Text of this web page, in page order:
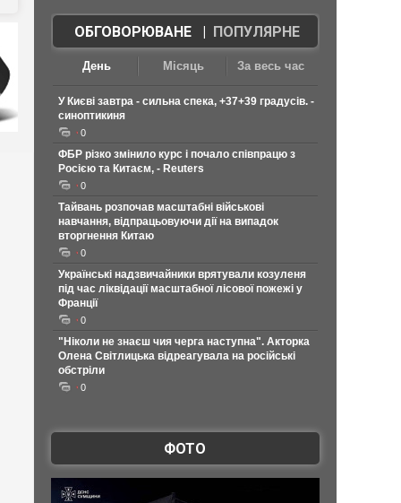
ОБГОВОРЮВАНЕ| ПОПУЛЯРНЕ
День Місяць За весь час
У Києві завтра - сильна спека, +37+39 градусів. -
синоптикиня
0
ФБР різко змінило курс і почало співпрацю з
Росією та Китаєм, - Reuters
0
Тайвань розпочав масштабні військові
навчання, відпрацьовуючи дії на випадок
вторгнення Китаю
0
Українські надзвичайники врятували козуленя
під час ліквідації масштабної лісової пожежі у
Франції
0
"Ніколи не знаєш чия черга наступна". Акторка
Олена Світлицька відреагувала на російські
обстріли
0
ФОТО